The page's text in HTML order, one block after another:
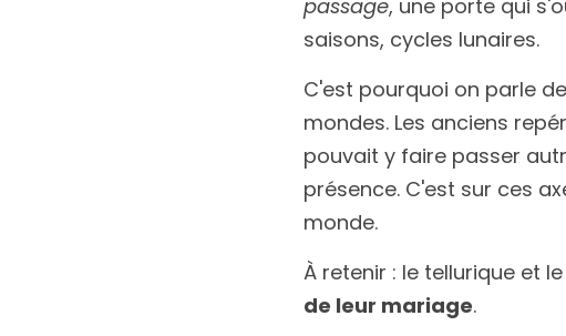
passage, une porte qui
saisons, cycles lunaires.
C'est pourquoi on parle
mondes. Les anciens
pouvait y faire passer
présence. C'est sur ces
monde.
À retenir : le tellurique et
de leur mariage.